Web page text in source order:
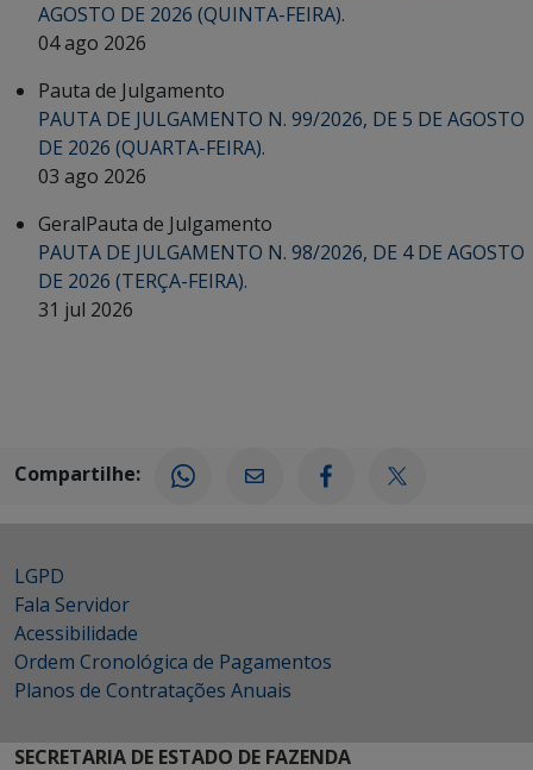
AGOSTO DE 2026 (QUINTA-FEIRA).
04 ago 2026
Pauta de Julgamento
PAUTA DE JULGAMENTO N. 99/2026, DE 5 DE AGOSTO
DE 2026 (QUARTA-FEIRA).
03 ago 2026
GeralPauta de Julgamento
PAUTA DE JULGAMENTO N. 98/2026, DE 4 DE AGOSTO
DE 2026 (TERÇA-FEIRA).
31 jul 2026
Compartilhe:
LGPD
Fala Servidor
Acessibilidade
Ordem Cronológica de Pagamentos
Planos de Contratações Anuais
SECRETARIA DE ESTADO DE FAZENDA